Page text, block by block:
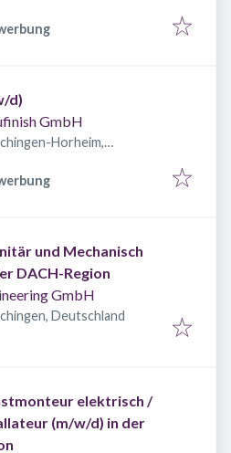
d)
GmbH
Horheim,
und Mechanisch
DACH-Region
GmbH
Deutschland
elektrisch /
(m/w/d) in der